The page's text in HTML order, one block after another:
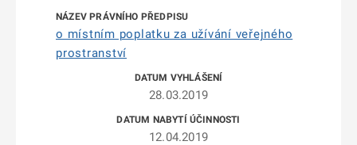
o místním poplatku za užívání veřejného
prostranství
28.03.2019
12.04.2019